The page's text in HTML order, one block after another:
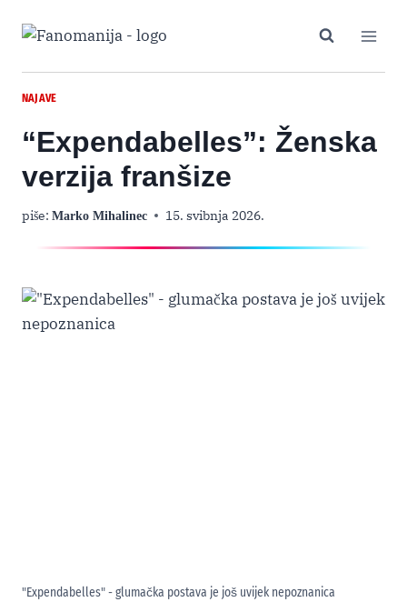
NAJAVE
“Expendabelles”: Ženska
verzija franšize
piše: Marko Mihalinec 15. svibnja 2026.
"Expendabelles" - glumačka postava je još uvijek nepoznanica